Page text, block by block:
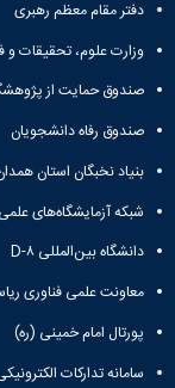
معاونت
تحصیلات
تکمیلی
کمیته
هیات
ممیزی
کمیته
ترفیع
شورای
فرهنگی
دانشکده
آئین
نامه
ها
سمینارها
و
نامه
ها
آیین‌نامه‌های
معاونت
آموزشی
گروه
صنایع
کامپیوتر
نشریات
پژوهش
های
صنایع
در
تولید
Journal
of
Stress
مهندسی
مکانیک
مهندسی
کامپیوتر
دفتر مقام معظم رهبری
وزارت علوم، تحقیقات و
صندوق حمایت از
صندوق رفاه دانشجویان
بنیاد نخبگان استان
شبکه آزمایشگاه‌های
دانشگاه بین‌المللی D-۸
معاونت علمی فناوری
پورتال امام خمینی (ره)
سامانه تدارکات